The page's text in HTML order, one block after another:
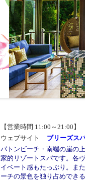
【営業時間 11:00～21:00
ウェブサイト
ブリーズス
パトンビーチ・南端の崖の
家的リゾートスパです。各
イベート感もたっぷり。ま
ーチの景色を独り占めでき